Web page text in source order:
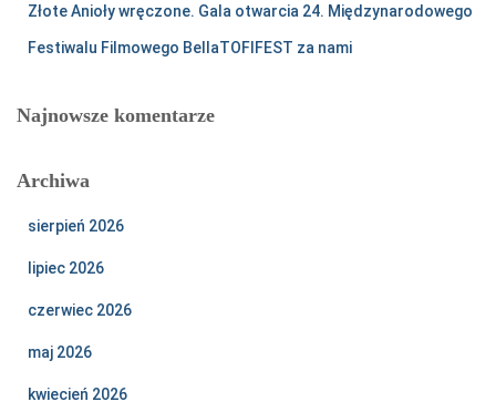
Złote Anioły wręczone. Gala otwarcia 24. Międzynarodowego
Festiwalu Filmowego BellaTOFIFEST za nami
Najnowsze komentarze
Archiwa
sierpień 2026
lipiec 2026
czerwiec 2026
maj 2026
kwiecień 2026